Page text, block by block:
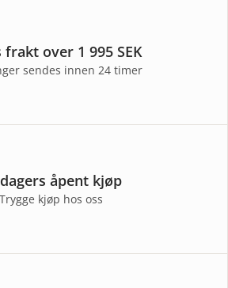
frakt over 1 995 SEK
sendes innen 24 timer
åpent kjøp
Trygge kjøp hos oss